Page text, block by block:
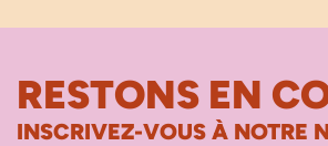
RESTONS EN
INSCRIVEZ-VOUS À NOTRE